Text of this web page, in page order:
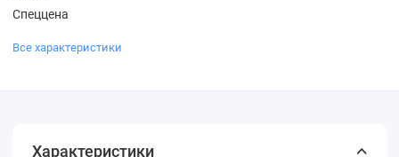
Спеццена
Все характеристики
Характеристики